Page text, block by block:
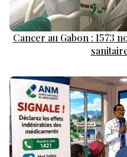
Cancer au Gabon : 1573